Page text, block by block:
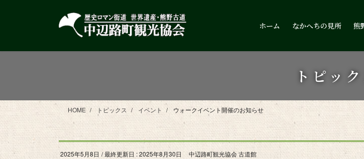
ツ
シ
移
ホーム なかへちの見所 熊
トピッ
HOME トピックス イベント ウォークイベント開催のお知らせ
2025年5月8日 / 最終更新日 :2025年8月30日 中辺路町観光協会 古道館